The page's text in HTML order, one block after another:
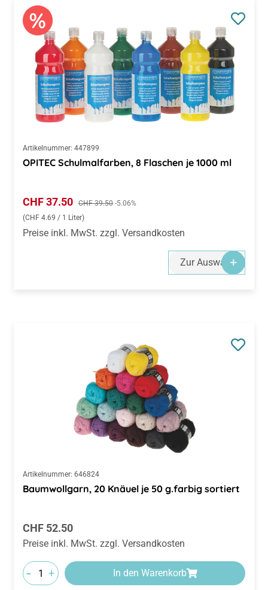
Artikelnummer: 447899
OPITEC Schulmalfarben, 8 Flaschen je 1000 ml
Verkaufspreis:
CHF 37.50 Regulärer Preis:
CHF 39.50 -5.06%
(CHF 4.69 / 1 Liter)
Preise inkl. MwSt. zzgl. Versandkosten
Zur Auswahl
Artikelnummer: 646824
Baumwollgarn, 20 Knäuel je 50 g.farbig sortiert
Regulärer Preis:
CHF 52.50
Preise inkl. MwSt. zzgl. Versandkosten
- + In den Warenkorb